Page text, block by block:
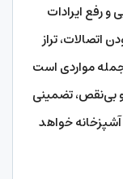
و رفع ایرادات
اتصالات، تراز
مواردی است
بی‌نقص، تضمینی
خواهد